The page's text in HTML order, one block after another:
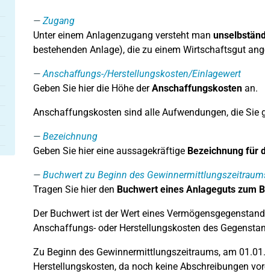
Zugang
Unter einem Anlagenzugang versteht man
bestehenden Anlage), die zu einem Wirtschaftsgut
Anschaffungs-/Herstellungskosten/Einlagewert
Geben Sie hier die Höhe derAnschaffungskostenan.
Anschaffungskosten sind alle Aufwendungen, die Sie
Bezeichnung
Geben Sie hier eine aussagekräftige Bezeichnung für
Buchwert zu Beginn des
Tragen Sie hier den Buchwert eines Anlageguts zum
Der Buchwert ist der Wert eines
Anschaffungs- oder Herstellungskosten des
Zu Beginn des Gewinnermittlungszeitraums, am
Herstellungskosten, da noch keine Abschreibungen